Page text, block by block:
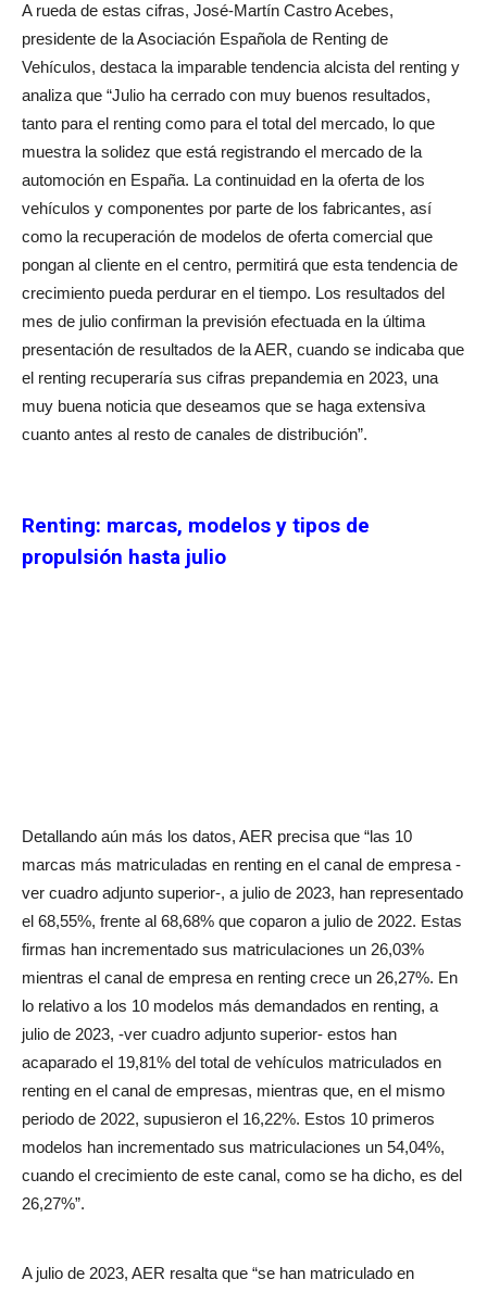
A rueda de estas cifras, José-Martín Castro Acebes,
presidente de la Asociación Española de Renting de
Vehículos, destaca la imparable tendencia alcista del renting y
analiza que “Julio ha cerrado con muy buenos resultados,
tanto para el renting como para el total del mercado, lo que
muestra la solidez que está registrando el mercado de la
automoción en España. La continuidad en la oferta de los
vehículos y componentes por parte de los fabricantes, así
como la recuperación de modelos de oferta comercial que
pongan al cliente en el centro, permitirá que esta tendencia de
crecimiento pueda perdurar en el tiempo. Los resultados del
mes de julio confirman la previsión efectuada en la última
presentación de resultados de la AER, cuando se indicaba que
el renting recuperaría sus cifras prepandemia en 2023, una
muy buena noticia que deseamos que se haga extensiva
cuanto antes al resto de canales de distribución”.
Renting: marcas, modelos y tipos de
propulsión hasta julio
Detallando aún más los datos, AER precisa que “las 10
marcas más matriculadas en renting en el canal de empresa -
ver cuadro adjunto superior-, a julio de 2023, han representado
el 68,55%, frente al 68,68% que coparon a julio de 2022. Estas
firmas han incrementado sus matriculaciones un 26,03%
mientras el canal de empresa en renting crece un 26,27%. En
lo relativo a los 10 modelos más demandados en renting, a
julio de 2023, -ver cuadro adjunto superior- estos han
acaparado el 19,81% del total de vehículos matriculados en
renting en el canal de empresas, mientras que, en el mismo
periodo de 2022, supusieron el 16,22%. Estos 10 primeros
modelos han incrementado sus matriculaciones un 54,04%,
cuando el crecimiento de este canal, como se ha dicho, es del
26,27%”.
A julio de 2023, AER resalta que “se han matriculado en